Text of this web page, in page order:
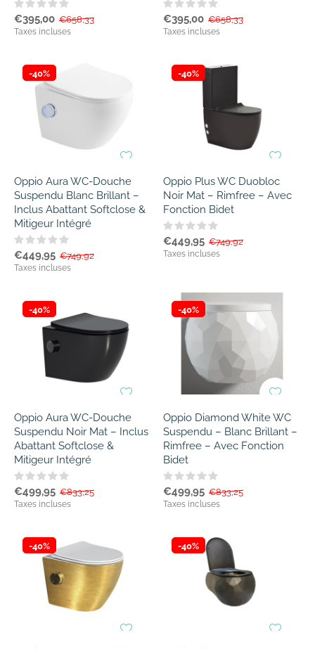
€395,00 €658,33
Taxes incluses
€395,00 €658,33
Taxes incluses
-40%
Oppio Aura WC-Douche
Suspendu Blanc Brillant –
Inclus Abattant Softclose &
Mitigeur Intégré
€449,95 €749,92
Taxes incluses
-40%
Oppio Plus WC Duobloc
Noir Mat – Rimfree – Avec
Fonction Bidet
€449,95 €749,92
Taxes incluses
-40%
Oppio Aura WC-Douche
Suspendu Noir Mat – Inclus
Abattant Softclose &
Mitigeur Intégré
€499,95 €833,25
Taxes incluses
-40%
Oppio Diamond White WC
Suspendu – Blanc Brillant –
Rimfree – Avec Fonction
Bidet
€499,95 €833,25
Taxes incluses
-40% -40%